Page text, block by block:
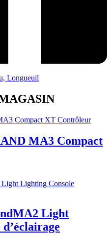
Longueuil
MA3 Compact
Light